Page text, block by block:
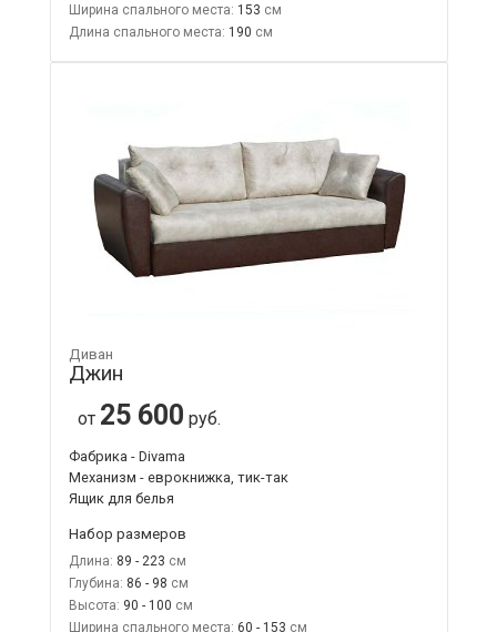
Ширина спального места: 153
Длина спального места: 190
Диван
Джин
от 25 600 руб.
Фабрика - Divama
Механизм - еврокнижка, тик-так
Ящик для белья
Набор размеров
Длина: 89 - 223
Глубина: 86 - 98
Высота: 90 - 100
Ширина спального места: 60 - 153